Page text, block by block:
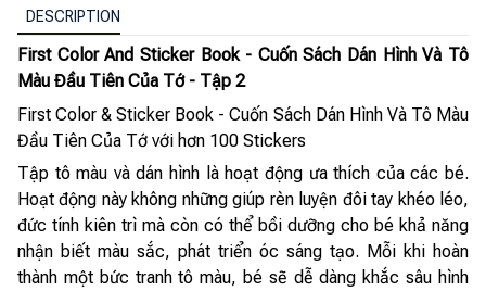
DESCRIPTION
First Color And Sticker Book - Cuốn Sách Dán Hình Và Tô
Màu Đầu Tiên Của Tớ - Tập 2
First Color & Sticker Book - Cuốn Sách Dán Hình Và Tô Màu
Đầu Tiên Của Tớ với hơn 100 Stickers
Tập tô màu và dán hình là hoạt động ưa thích của các bé.
Hoạt động này không những giúp rèn luyện đôi tay khéo léo,
đức tính kiên trì mà còn có thể bồi dưỡng cho bé khả năng
nhận biết màu sắc, phát triển óc sáng tạo. Mỗi khi hoàn
thành một bức tranh tô màu, bé sẽ dễ dàng khắc sâu hình